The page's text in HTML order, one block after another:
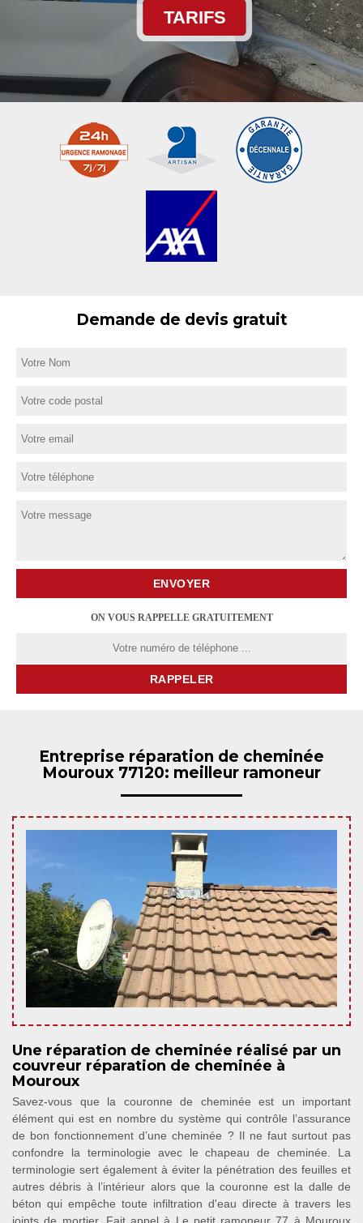
TARIFS
Demande de devis gratuit
ON VOUS RAPPELLE GRATUITEMENT
Entreprise réparation de cheminée
Mouroux 77120: meilleur ramoneur
Une réparation de cheminée réalisé par un
couvreur réparation de cheminée à
Mouroux
Savez-vous que la couronne de cheminée est un important
élément qui est en nombre du système qui contrôle l’assurance
de bon fonctionnement d’une cheminée ? Il ne faut surtout pas
confondre la terminologie avec le chapeau de cheminée. La
terminologie sert également à éviter la pénétration des feuilles et
autres débris à l’intérieur alors que la couronne est la dalle de
béton qui empêche toute infiltration d'eau directe à travers les